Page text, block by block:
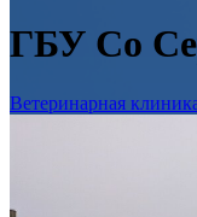
ГБУ Со
Ветеринарная